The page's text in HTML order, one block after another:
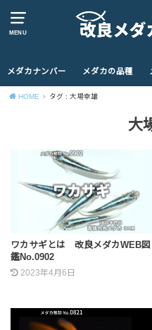
MENU
メダカナンバー メダカの品種
HOME タグ : 大場幸雄
大
ワカサギとは 改良メダカWEB図
鑑No.0902
2023年4月6日